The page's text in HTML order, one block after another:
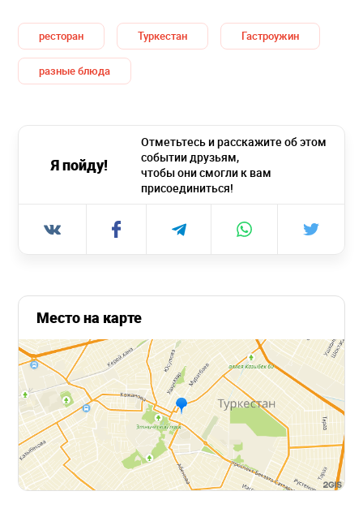
ресторан Туркестан Гастроужин
разные блюда
Я пойду!
Отметьтесь и расскажите об этом
событии друзьям,
чтобы они смогли к вам
присоединиться!
Место на карте